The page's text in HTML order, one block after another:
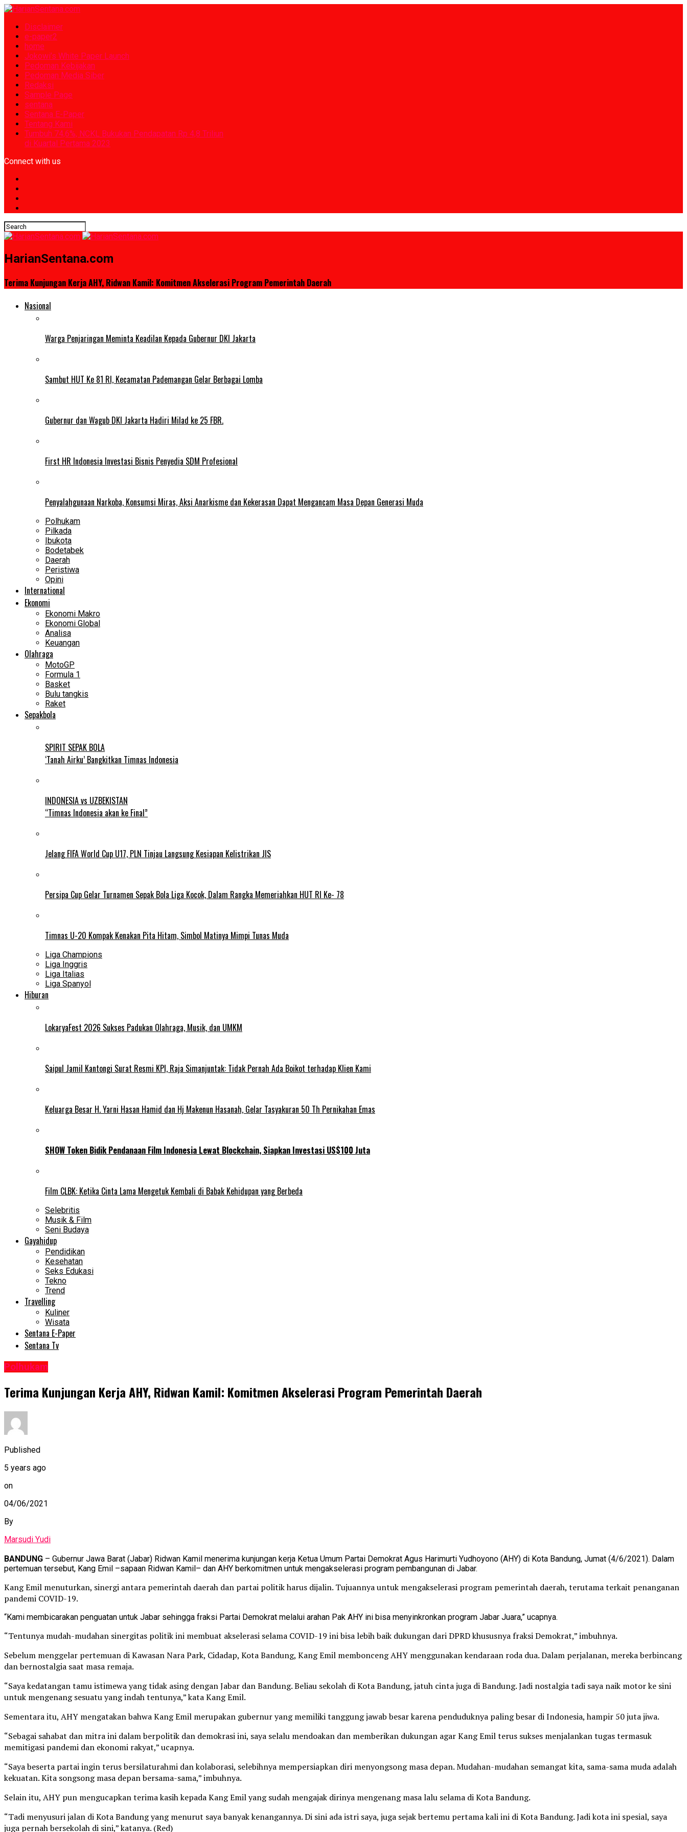
Disclaimer
e-paper2
home
Jokowi’s White Paper Launch
Pedoman Kebijakan
Pedoman Media Siber
Redaksi
Sample Page
sentana
Sentana E-Paper
Tentang Kami
Tumbuh 74,6%, NCKL Bukukan Pendapatan Rp 4,8 Triliun
di Kuartal Pertama 2023
Connect with us
HarianSentana.com
Terima Kunjungan Kerja AHY, Ridwan Kamil: Komitmen Akselerasi Program Pemerintah Daerah
Nasional
Warga Penjaringan Meminta Keadilan Kepada Gubernur DKI Jakarta
Sambut HUT Ke 81 RI, Kecamatan Pademangan Gelar Berbagai Lomba
Gubernur dan Wagub DKI Jakarta Hadiri Milad ke 25 FBR.
First HR Indonesia Investasi Bisnis Penyedia SDM Profesional
Penyalahgunaan Narkoba, Konsumsi Miras, Aksi Anarkisme dan Kekerasan Dapat Mengancam Masa Depan Generasi Muda
Polhukam
Pilkada
Ibukota
Bodetabek
Daerah
Peristiwa
Opini
International
Ekonomi
Ekonomi Makro
Ekonomi Global
Analisa
Keuangan
Olahraga
MotoGP
Formula 1
Basket
Bulu tangkis
Raket
Sepakbola
SPIRIT SEPAK BOLA
‘Tanah Airku’ Bangkitkan Timnas Indonesia
INDONESIA vs UZBEKISTAN
“Timnas Indonesia akan ke Final”
Jelang FIFA World Cup U17, PLN Tinjau Langsung Kesiapan Kelistrikan JIS
Persipa Cup Gelar Turnamen Sepak Bola Liga Kocok, Dalam Rangka Memeriahkan HUT RI Ke- 78
Timnas U-20 Kompak Kenakan Pita Hitam, Simbol Matinya Mimpi Tunas Muda
Liga Champions
Liga Inggris
Liga Italias
Liga Spanyol
Hiburan
LokaryaFest 2026 Sukses Padukan Olahraga, Musik, dan UMKM
Saipul Jamil Kantongi Surat Resmi KPI, Raja Simanjuntak: Tidak Pernah Ada Boikot terhadap Klien Kami
Keluarga Besar H. Yarni Hasan Hamid dan Hj Makenun Hasanah, Gelar Tasyakuran 50 Th Pernikahan Emas
SHOW Token Bidik Pendanaan Film Indonesia Lewat Blockchain, Siapkan Investasi US$100 Juta
Film CLBK: Ketika Cinta Lama Mengetuk Kembali di Babak Kehidupan yang Berbeda
Selebritis
Musik & Film
Seni Budaya
Gayahidup
Pendidikan
Kesehatan
Seks Edukasi
Tekno
Trend
Travelling
Kuliner
Wisata
Sentana E-Paper
Sentana Tv
Polhukam
Terima Kunjungan Kerja AHY, Ridwan Kamil: Komitmen Akselerasi Program Pemerintah Daerah
Published
5 years ago
on
04/06/2021
By
Marsudi Yudi
BANDUNG – Gubernur Jawa Barat (Jabar) Ridwan Kamil menerima kunjungan kerja Ketua Umum Partai Demokrat Agus Harimurti Yudhoyono (AHY) di Kota Bandung, Jumat (4/6/2021). Dalam
pertemuan tersebut, Kang Emil –sapaan Ridwan Kamil– dan AHY berkomitmen untuk mengakselerasi program pembangunan di Jabar.
Kang Emil menuturkan, sinergi antara pemerintah daerah dan partai politik harus dijalin. Tujuannya untuk mengakselerasi program pemerintah daerah, terutama terkait penanganan
pandemi COVID-19.
“Kami membicarakan penguatan untuk Jabar sehingga fraksi Partai Demokrat melalui arahan Pak AHY ini bisa menyinkronkan program Jabar Juara,” ucapnya.
“Tentunya mudah-mudahan sinergitas politik ini membuat akselerasi selama COVID-19 ini bisa lebih baik dukungan dari DPRD khususnya fraksi Demokrat,” imbuhnya.
Sebelum menggelar pertemuan di Kawasan Nara Park, Cidadap, Kota Bandung, Kang Emil membonceng AHY menggunakan kendaraan roda dua. Dalam perjalanan, mereka berbincang
dan bernostalgia saat masa remaja.
“Saya kedatangan tamu istimewa yang tidak asing dengan Jabar dan Bandung. Beliau sekolah di Kota Bandung, jatuh cinta juga di Bandung. Jadi nostalgia tadi saya naik motor ke sini
untuk mengenang sesuatu yang indah tentunya,” kata Kang Emil.
Sementara itu, AHY mengatakan bahwa Kang Emil merupakan gubernur yang memiliki tanggung jawab besar karena penduduknya paling besar di Indonesia, hampir 50 juta jiwa.
“Sebagai sahabat dan mitra ini dalam berpolitik dan demokrasi ini, saya selalu mendoakan dan memberikan dukungan agar Kang Emil terus sukses menjalankan tugas termasuk
memitigasi pandemi dan ekonomi rakyat,” ucapnya.
“Saya beserta partai ingin terus bersilaturahmi dan kolaborasi, selebihnya mempersiapkan diri menyongsong masa depan. Mudahan-mudahan semangat kita, sama-sama muda adalah
kekuatan. Kita songsong masa depan bersama-sama,” imbuhnya.
Selain itu, AHY pun mengucapkan terima kasih kepada Kang Emil yang sudah mengajak dirinya mengenang masa lalu selama di Kota Bandung.
“Tadi menyusuri jalan di Kota Bandung yang menurut saya banyak kenangannya. Di sini ada istri saya, juga sejak bertemu pertama kali ini di Kota Bandung. Jadi kota ini spesial, saya
juga pernah bersekolah di sini,” katanya. (Red)